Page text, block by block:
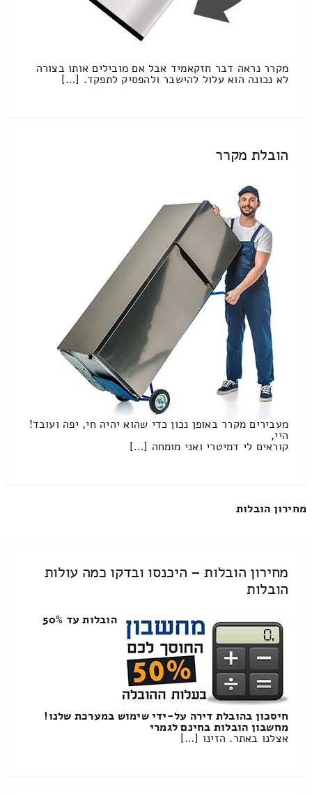
מקרר נראה דבר חזקאמיד אבל אם מובילים אותו בצורה
לא נכונה הוא עלול להישבר ולהפסיק לתפקד. […]
הובלת מקרר
מעבירים מקרר באופן נכון כדי שהוא יהיה חי, יפה ועובד!
היי,
קוראים לי דמיטרי ואני מומחה […]
מחירון הובלות
מחירון הובלות – היכנסו ובדקו כמה עולות
הובלות
הובלות עד 50%
חיסכון בהובלת דירה על-ידי שימוש במערכת שלנו!
מחשבון הובלות בחינם לגמרי
אצלנו באתר. הזינו […]